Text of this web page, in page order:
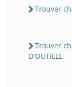
Trouver
Trouver
D'OUTiLLE